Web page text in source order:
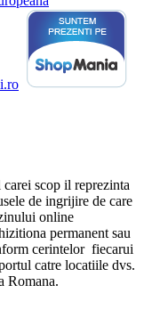
scop il reprezinta
de ingrijire de care
online
permanent sau
cerintelor fiecarui
catre locatiile dvs.
Romana.